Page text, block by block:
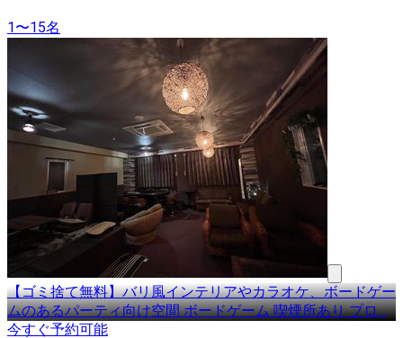
1〜15名
【ゴミ捨て無料】バリ風インテリアやカラオケ、ボードゲー
ムのあるパーティ向け空間 ボードゲーム 喫煙所あり プロ…
今すぐ予約可能